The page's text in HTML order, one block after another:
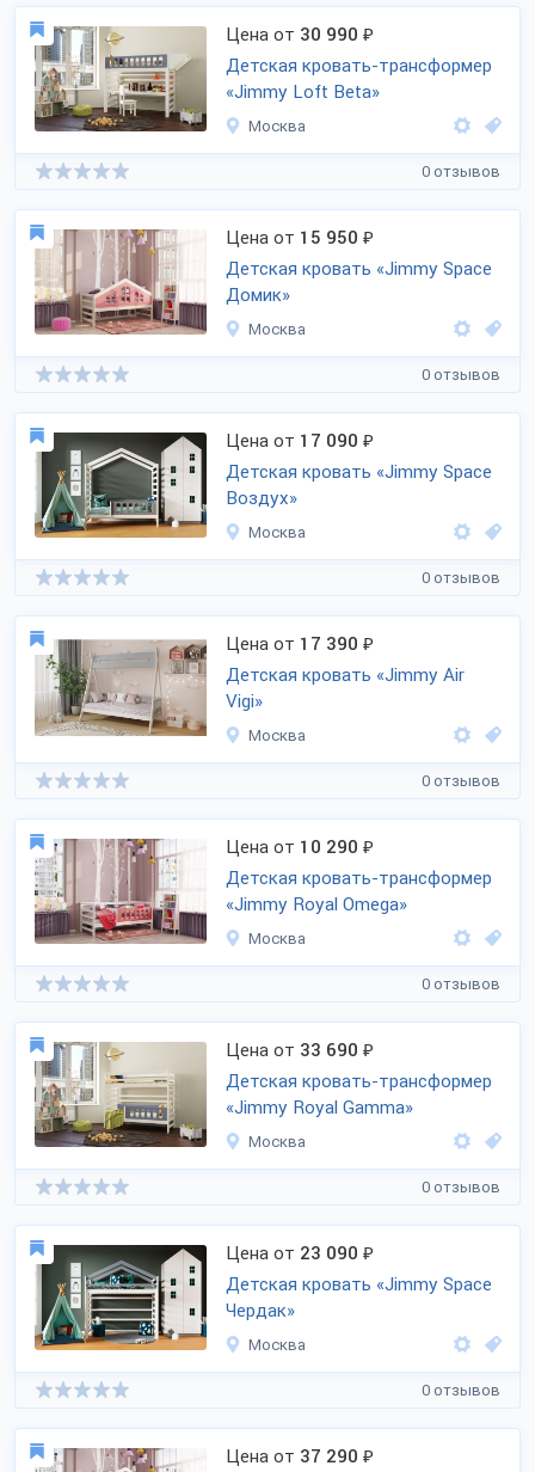
Цена от 30 990 ₽
Детская кровать-трансформер
«Jimmy Loft Beta»
Москва
0 отзывов
Цена от 15 950 ₽
Детская кровать «Jimmy Space
Домик»
Москва
0 отзывов
Цена от 17 090 ₽
Детская кровать «Jimmy Space
Воздух»
Москва
0 отзывов
Цена от 17 390 ₽
Детская кровать «Jimmy Air
Vigi»
Москва
0 отзывов
Цена от 10 290 ₽
Детская кровать-трансформер
«Jimmy Royal Omega»
Москва
0 отзывов
Цена от 33 690 ₽
Детская кровать-трансформер
«Jimmy Royal Gamma»
Москва
0 отзывов
Цена от 23 090 ₽
Детская кровать «Jimmy Space
Чердак»
Москва
0 отзывов
Цена от 37 290 ₽